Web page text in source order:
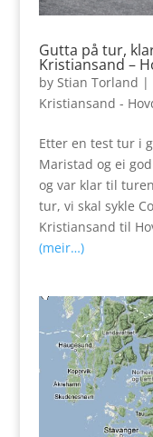
Gutta på tur,
Kristiansand –
by Stian Torland |
Kristiansand -
Etter en test tur i
Maristad og ei
og var klar til
tur, vi skal sykle
Kristiansand til
(meir…)